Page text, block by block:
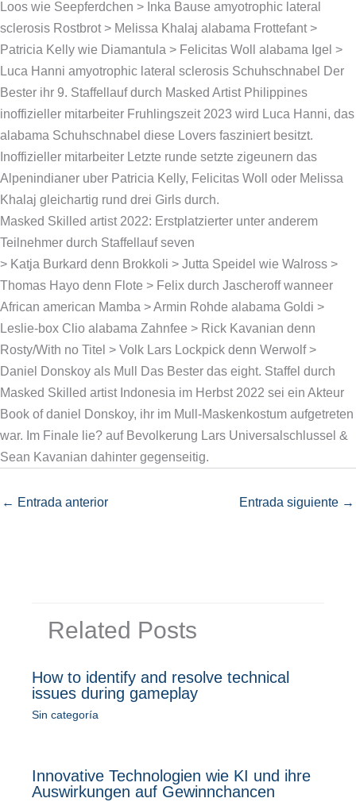
Loos wie Seepferdchen > Inka Bause amyotrophic lateral
sclerosis Rostbrot > Melissa Khalaj alabama Frottefant >
Patricia Kelly wie Diamantula > Felicitas Woll alabama Igel >
Luca Hanni amyotrophic lateral sclerosis Schuhschnabel Der
Bester ihr 9. Staffellauf durch Masked Artist Philippines
inoffizieller mitarbeiter Fruhlingszeit 2023 wird Luca Hanni, das
alabama Schuhschnabel diese Lovers fasziniert besitzt.
Inoffizieller mitarbeiter Letzte runde setzte zigeunern das
Alpenindianer uber Patricia Kelly, Felicitas Woll oder Melissa
Khalaj gleichartig rund drei Girls durch.
Masked Skilled artist 2022: Erstplatzierter unter anderem
Teilnehmer durch Staffellauf seven
> Katja Burkard denn Brokkoli > Jutta Speidel wie Walross >
Thomas Hayo denn Flote > Felix durch Jascheroff wanneer
African american Mamba > Armin Rohde alabama Goldi >
Leslie-box Clio alabama Zahnfee > Rick Kavanian denn
Rosty/With no Titel > Volk Lars Lockpick denn Werwolf >
Daniel Donskoy als Mull Das Bester das eight. Staffel durch
Masked Skilled artist Indonesia im Herbst 2022 sei ein Akteur
Book of daniel Donskoy, ihr im Mull-Maskenkostum aufgetreten
war. Im Finale lie? auf Bevolkerung Lars Universalschlussel &
Sean Kavanian dahinter gegenseitig.
← Entrada anterior Entrada siguiente →
Related Posts
How to identify and resolve technical
issues during gameplay
Sin categoría
Innovative Technologien wie KI und ihre
Auswirkungen auf Gewinnchancen